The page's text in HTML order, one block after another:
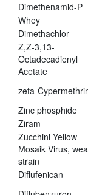
Dimethenamid-P
Whey
Dimethachlor
Z,Z-3,13-
Octadecadienyl
Acetate
zeta-
Zinc phosphide
Ziram
Zucchini Yellow
Mosaik Virus,
strain
Diflufenican